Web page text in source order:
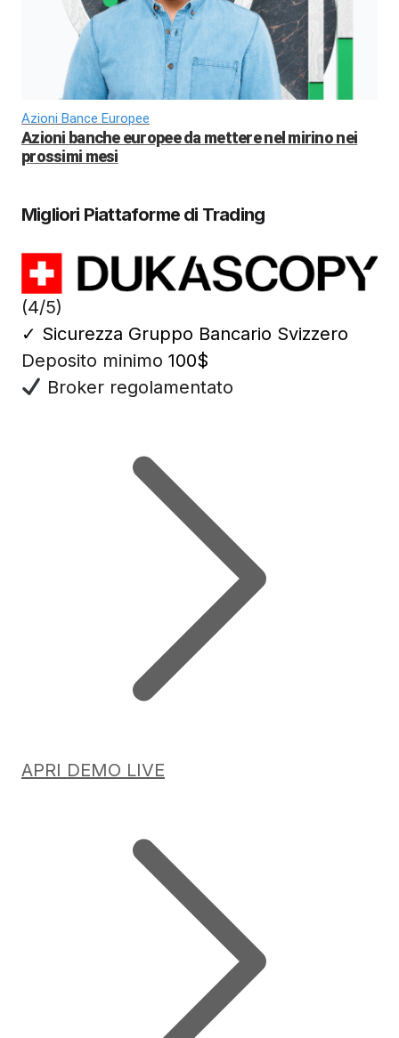
Azioni Bance Europee
Azioni banche europee da mettere nel mirino nei
prossimi mesi
Migliori Piattaforme di Trading
(4/5)
✓ Sicurezza Gruppo Bancario Svizzero
Deposito minimo 100$
Broker regolamentato
APRI DEMO LIVE